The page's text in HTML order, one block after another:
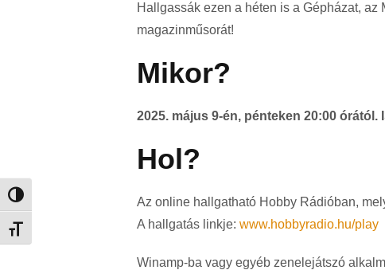
Nagy kontraszt váltása
Betűméret váltása
Hallgassák ezen a héten is a Gépházat,
magazinműsorát!
Mikor?
2025. május 9-én, pénteken 20:00
Hol?
Az online hallgatható Hobby Rádióban,
A hallgatás linkje: www.hobbyradio.hu/play
Winamp-ba vagy egyéb zenelejátszó